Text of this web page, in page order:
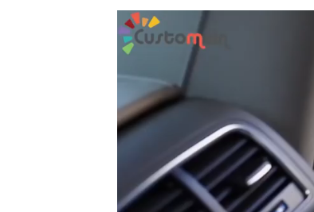
Lecteur
vidéo